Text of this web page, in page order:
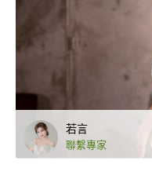
若言
聯繫專家